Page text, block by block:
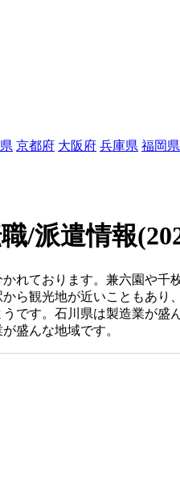
京都府 大阪府 兵庫県 福岡県
/派遣情報
れております。兼六園や
ら観光地が近いこともあ
です。石川県は製造業が
盛んな地域です。